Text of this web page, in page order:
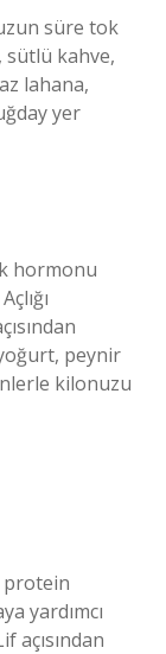
süre tok
sütlü kahve,
lahana,
yer
hormonu
peynir
kilonuzu
protein
yardımcı
açısından